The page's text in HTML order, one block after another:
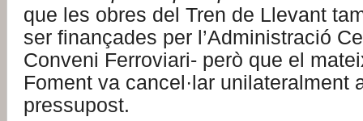
que les obres del Tren de Llevant
ser finançades per l’Administració
Conveni Ferroviari- però que el
Foment va cancel·lar unilateralment
pressupost.